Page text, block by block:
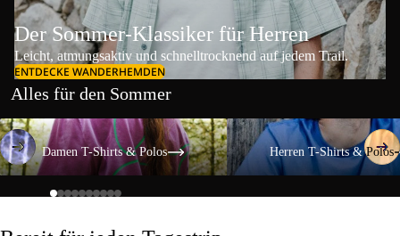
Der Sommer-Klassiker für Herren
Leicht, atmungsaktiv und schnelltrocknend auf jedem Trail.
ENTDECKE WANDERHEMDEN
Alles für den Sommer
Damen T-Shirts & Polos
Damen T-Shirts & Polos
Herren T-Shirts & Polos
Herren T-Shirts & Polos